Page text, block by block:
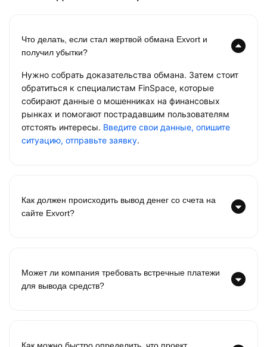
Что делать, если стал жертвой обмана Exvort и
получил убытки?
Нужно собрать доказательства обмана. Затем стоит
обратиться к специалистам FinSpace, которые
собирают данные о мошенниках на финансовых
рынках и помогают пострадавшим пользователям
отстоять интересы. Введите свои данные, опишите
ситуацию, отправьте заявку.
Как должен происходить вывод денег со счета на
сайте Exvort?
Может ли компания требовать встречные платежи
для вывода средств?